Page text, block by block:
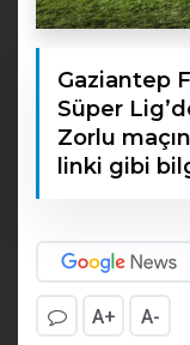
Gaziantep
Süper
Zorlu
linki gibi
A+ A-